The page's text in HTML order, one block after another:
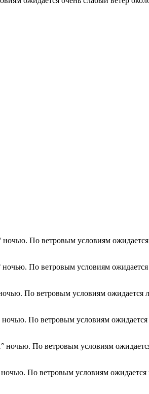
По ветровым условиям
По ветровым условиям
По ветровым условиям ожидается
По ветровым условиям
ночью. По ветровым условиям
ночью. По ветровым условиям